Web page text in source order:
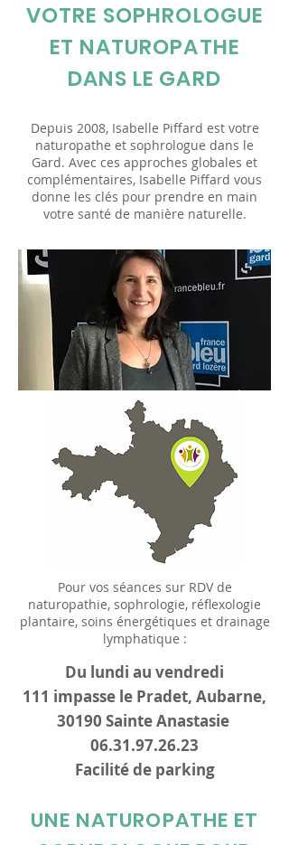
VOTRE SOPHROLOGUE
ET NATUROPATHE
DANS LE GARD
Depuis 2008, Isabelle Piffard est votre
naturopathe et sophrologue dans le
Gard. Avec ces approches globales et
complémentaires, Isabelle Piffard vous
donne les clés pour prendre en main
votre santé de manière naturelle.
Pour vos séances sur RDV de
naturopathie, sophrologie, réflexologie
plantaire, soins énergétiques et drainage
lymphatique :
Du lundi au vendredi
111 impasse le Pradet, Aubarne,
30190 Sainte Anastasie
06.31.97.26.23
Facilité de parking
UNE NATUROPATHE ET